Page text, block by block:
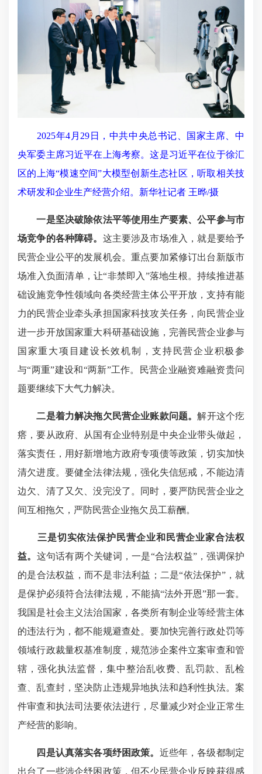
2025年4月29日，中共中央总书记、国家主席、中
央军委主席习近平在上海考察。这是习近平在位于徐汇
区的上海“模速空间”大模型创新生态社区，听取相关技
术研发和企业生产经营介绍。新华社记者 王晔/摄
一是坚决破除依法平等使用生产要素、公平参与市
场竞争的各种障碍。 这主要涉及市场准入，就是要给予
民营企业公平的发展机会。重点要加紧修订出台新版市
场准入负面清单，让“非禁即入”落地生根。持续推进基
础设施竞争性领域向各类经营主体公平开放，支持有能
力的民营企业牵头承担国家科技攻关任务，向民营企业
进一步开放国家重大科研基础设施，完善民营企业参与
国家重大项目建设长效机制，支持民营企业积极参
与“两重”建设和“两新”工作。民营企业融资难融资贵问
题要继续下大气力解决。
二是着力解决拖欠民营企业账款问题。解开这个疙
瘩，要从政府、从国有企业特别是中央企业带头做起，
落实责任，用好新增地方政府专项债等政策，切实加快
清欠进度。要健全法律法规，强化失信惩戒，不能边清
边欠、清了又欠、没完没了。同时，要严防民营企业之
间互相拖欠，严防民营企业拖欠员工薪酬。
三是切实依法保护民营企业和民营企业家合法权
益。 这句话有两个关键词，一是“合法权益”，强调保护
的是合法权益，而不是非法利益；二是“依法保护”，就
是保护必须符合法律法规，不能搞“法外开恩”那一套。
我国是社会主义法治国家，各类所有制企业等经营主体
的违法行为，都不能规避查处。要加快完善行政处罚等
领域行政裁量权基准制度，规范涉企案件立案审查和管
辖，强化执法监督，集中整治乱收费、乱罚款、乱检
查、乱查封，坚决防止违规异地执法和趋利性执法。案
件审查和执法司法要依法进行，尽量减少对企业正常生
产经营的影响。
四是认真落实各项纾困政策。 近些年，各级都制定
出台了一些涉企纾困政策，但不少民营企业反映获得感